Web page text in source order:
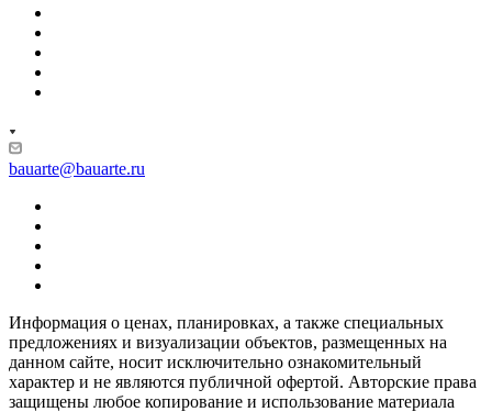
bauarte@bauarte.ru
Информация о ценах, планировках, а также специальных
предложениях и визуализации объектов, размещенных на
данном сайте, носит исключительно ознакомительный
характер и не являются публичной офертой. Авторские права
защищены любое копирование и использование материала